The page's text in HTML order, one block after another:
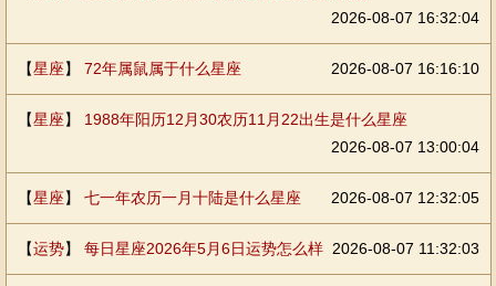
2026-08-07 16:32:04
【星座】 72年属鼠属于什么星座 2026-08-07 16:16:10
【星座】 1988年阳历12月30农历11月22出生是什么星座
2026-08-07 13:00:04
【星座】 七一年农历一月十陆是什么星座 2026-08-07 12:32:05
【运势】 每日星座2026年5月6日运势怎么样 2026-08-07 11:32:03